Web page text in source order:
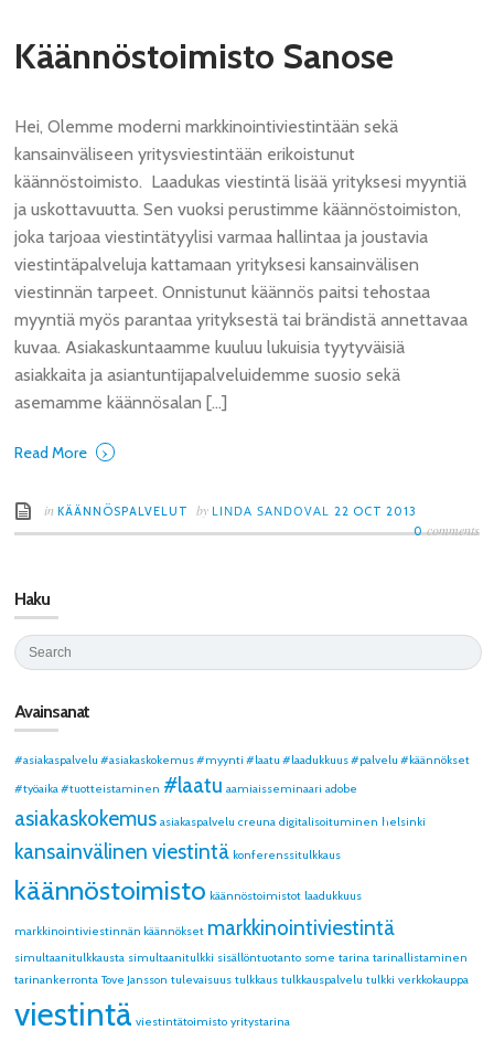
Käännöstoimisto Sanose
Hei, Olemme moderni markkinointiviestintään sekä
kansainväliseen yritysviestintään erikoistunut
käännöstoimisto. Laadukas viestintä lisää yrityksesi myyntiä
ja uskottavuutta. Sen vuoksi perustimme käännöstoimiston,
joka tarjoaa viestintätyylisi varmaa hallintaa ja joustavia
viestintäpalveluja kattamaan yrityksesi kansainvälisen
viestinnän tarpeet. Onnistunut käännös paitsi tehostaa
myyntiä myös parantaa yrityksestä tai brändistä annettavaa
kuvaa. Asiakaskuntaamme kuuluu lukuisia tyytyväisiä
asiakkaita ja asiantuntijapalveluidemme suosio sekä
asemamme käännösalan […]
Read More ›
inKÄÄNNÖSPALVELUT by LINDA SANDOVAL22 OCT 2013
0comments
Haku
Avainsanat
#asiakaspalvelu #asiakaskokemus #myynti #laatu #laadukkuus #palvelu #käännökset
#työaika #tuotteistaminen #laatu aamiaisseminaari adobe
asiakaskokemus asiakaspalvelu creuna digitalisoituminen helsinki
kansainvälinen viestintä konferenssitulkkaus
käännöstoimisto käännöstoimistot laadukkuus
markkinointiviestinnän käännökset markkinointiviestintä
simultaanitulkkausta simultaanitulkki sisällöntuotanto some tarina tarinallistaminen
tarinankerronta Tove Jansson tulevaisuus tulkkaus tulkkauspalvelu tulkki verkkokauppa
viestintä viestintätoimisto yritystarina